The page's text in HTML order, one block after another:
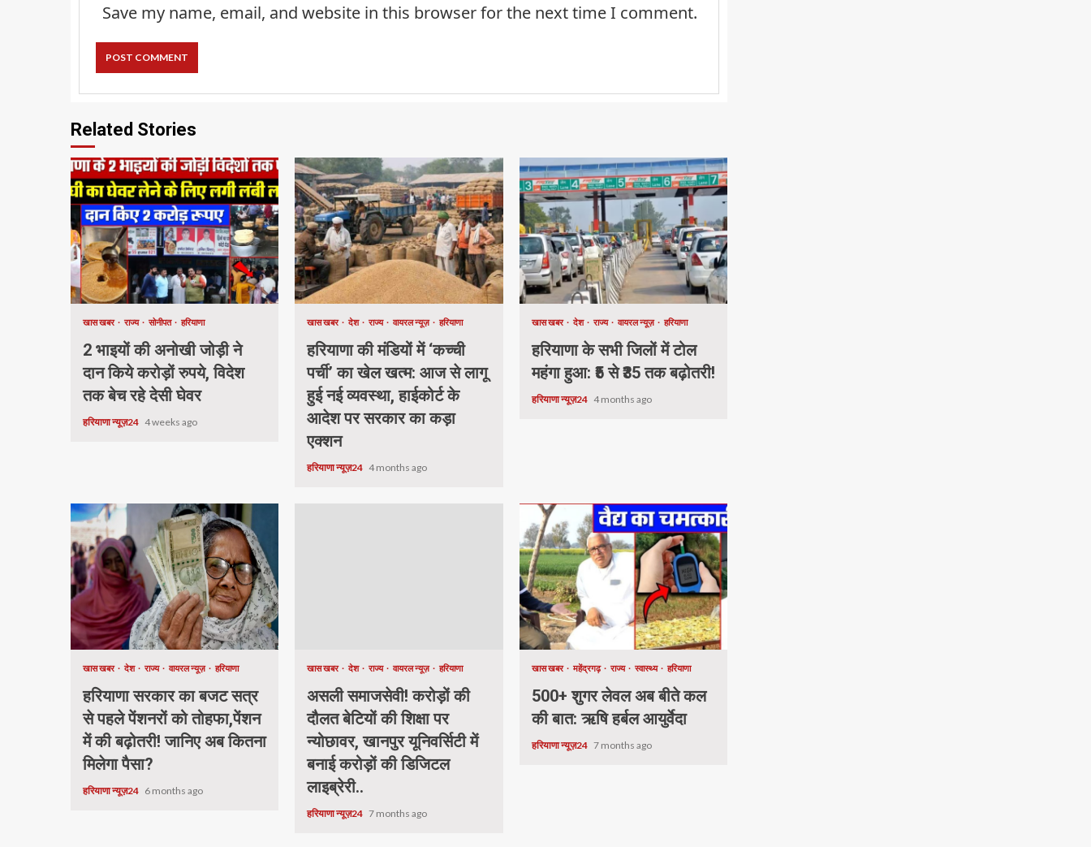
Save my name, email, and website in this browser for the next time I comment.
Related Stories
खास खबर राज्य सोनीपत हरियाणा
2 भाइयों की अनोखी जोड़ी ने
दान किये करोड़ों रुपये, विदेश
तक बेच रहे देसी घेवर
हरियाणा न्यूज़24 4 weeks ago
खास खबर देश राज्य वायरल न्यूज़ हरियाणा
हरियाणा की मंडियों में ‘कच्ची
पर्ची’ का खेल खत्म: आज से लागू
हुई नई व्यवस्था, हाईकोर्ट के
आदेश पर सरकार का कड़ा
एक्शन
हरियाणा न्यूज़24 4 months ago
खास खबर देश राज्य वायरल न्यूज़ हरियाणा
हरियाणा के सभी जिलों में टोल
महंगा हुआ: ₹5 से ₹35 तक बढ़ोतरी!
हरियाणा न्यूज़24 4 months ago
खास खबर देश राज्य वायरल न्यूज़ हरियाणा
हरियाणा सरकार का बजट सत्र
से पहले पेंशनरों को तोहफा,पेंशन
में की बढ़ोतरी! जानिए अब कितना
मिलेगा पैसा?
हरियाणा न्यूज़24 6 months ago
खास खबर देश राज्य वायरल न्यूज़ हरियाणा
असली समाजसेवी! करोड़ों की
दौलत बेटियों की शिक्षा पर
न्योछावर, खानपुर यूनिवर्सिटी में
बनाई करोड़ों की डिजिटल
लाइब्रेरी..
हरियाणा न्यूज़24 7 months ago
खास खबर महेंद्रगढ़ राज्य स्वास्थ्य हरियाणा
500+ शुगर लेवल अब बीते कल
की बात: ऋषि हर्बल आयुर्वेदा
हरियाणा न्यूज़24 7 months ago